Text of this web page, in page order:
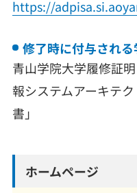
https://
修了時に付与され
青山学院大学履修証
報システムアーキテ
書」
ホームページ